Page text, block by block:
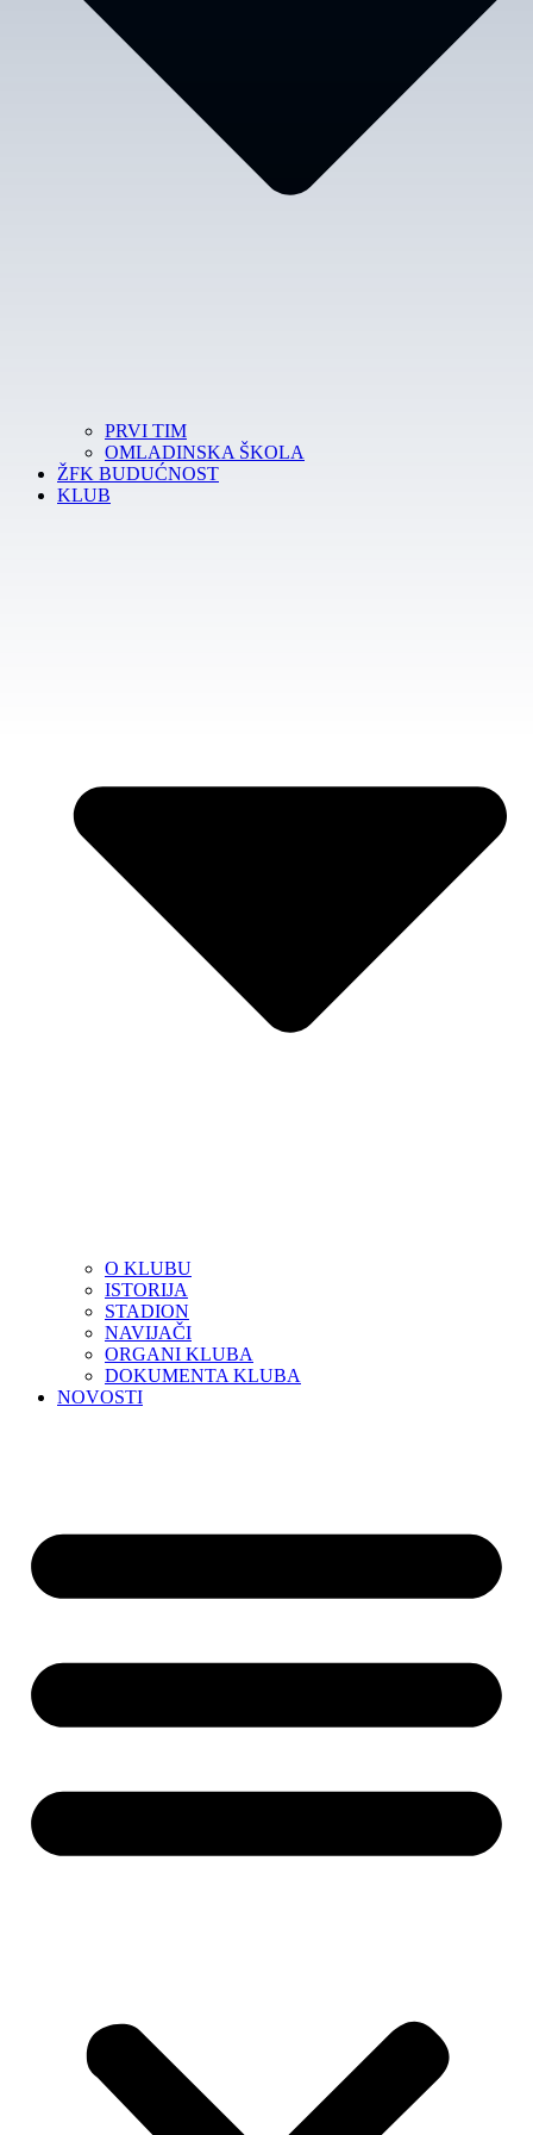
PRVI TIM
OMLADINSKA ŠKOLA
ŽFK BUDUĆNOST
KLUB
O KLUBU
ISTORIJA
STADION
NAVIJAČI
ORGANI KLUBA
DOKUMENTA KLUBA
NOVOSTI